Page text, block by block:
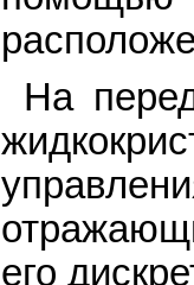
На
его